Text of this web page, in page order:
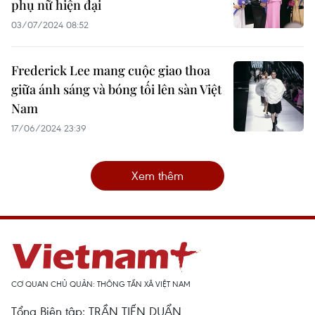
phụ nữ hiện đại
03/07/2024 08:52
Frederick Lee mang cuộc giao thoa
giữa ánh sáng và bóng tối lên sàn Việt
Nam
17/06/2024 23:39
Xem thêm
CƠ QUAN CHỦ QUẢN: THÔNG TẤN XÃ VIỆT NAM
Tổng Biên tập: TRẦN TIẾN DUẨN